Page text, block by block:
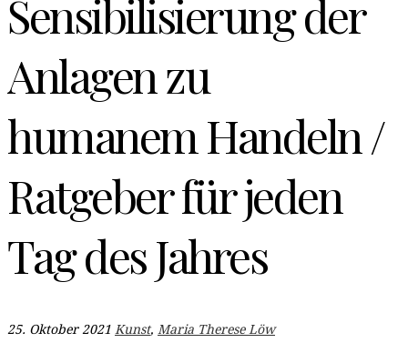
Sensibilisierung der
Anlagen zu
humanem Handeln /
Ratgeber für jeden
Tag des Jahres
25. Oktober 2021 Kunst, Maria Therese Löw